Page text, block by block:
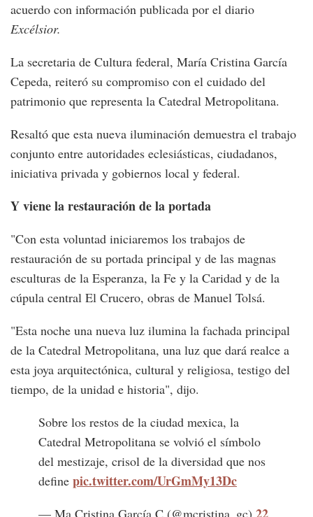
acuerdo con información publicada por el diario
Excélsior.
La secretaria de Cultura federal, María Cristina García
Cepeda, reiteró su compromiso con el cuidado del
patrimonio que representa la Catedral Metropolitana.
Resaltó que esta nueva iluminación demuestra el trabajo
conjunto entre autoridades eclesiásticas, ciudadanos,
iniciativa privada y gobiernos local y federal.
Y viene la restauración de la portada
"Con esta voluntad iniciaremos los trabajos de
restauración de su portada principal y de las magnas
esculturas de la Esperanza, la Fe y la Caridad y de la
cúpula central El Crucero, obras de Manuel Tolsá.
"Esta noche una nueva luz ilumina la fachada principal
de la Catedral Metropolitana, una luz que dará realce a
esta joya arquitectónica, cultural y religiosa, testigo del
tiempo, de la unidad e historia", dijo.
Sobre los restos de la ciudad mexica, la
Catedral Metropolitana se volvió el símbolo
del mestizaje, crisol de la diversidad que nos
define pic.twitter.com/UrGmMy13Dc
— Ma Cristina García C (@mcristina_gc)